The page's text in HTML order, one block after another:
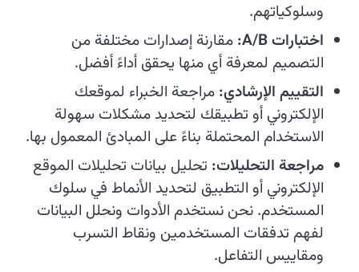
وسلوكياتهم.
اختبارات A/B:
مقارنة إصدارات مختلفة من
التصميم لمعرفة أي منها يحقق أداءً أفضل.
التقييم الإرشادي: مراجعة الخبراء لموقعك
الإلكتروني أو تطبيقك لتحديد مشكلات سهولة
الاستخدام المحتملة بناءً على المبادئ المعمول بها.
مراجعة التحليلات: تحليل بيانات تحليلات الموقع
الإلكتروني أو التطبيق لتحديد الأنماط في سلوك
المستخدم. نحن نستخدم الأدوات ونحلل البيانات
لفهم تدفقات المستخدمين ونقاط التسرب
ومقاييس التفاعل.